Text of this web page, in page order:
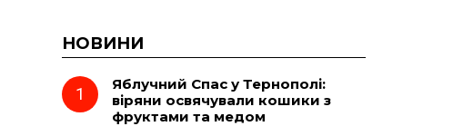
НОВИНИ
Яблучний Спас у Тернополі:
віряни освячували кошики з
фруктами та медом